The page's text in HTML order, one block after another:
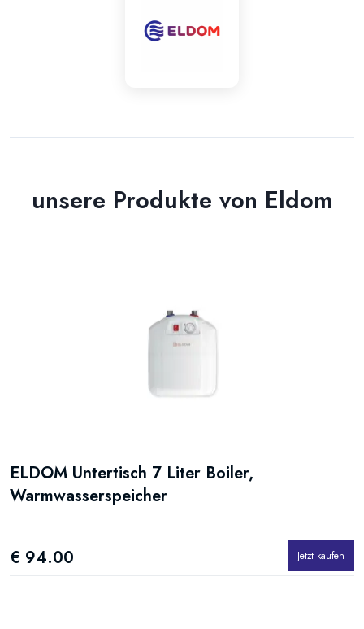
unsere Produkte von Eldom
ELDOM Untertisch 7 Liter Boiler,
Warmwasserspeicher
€ 94.00 Jetzt kaufen